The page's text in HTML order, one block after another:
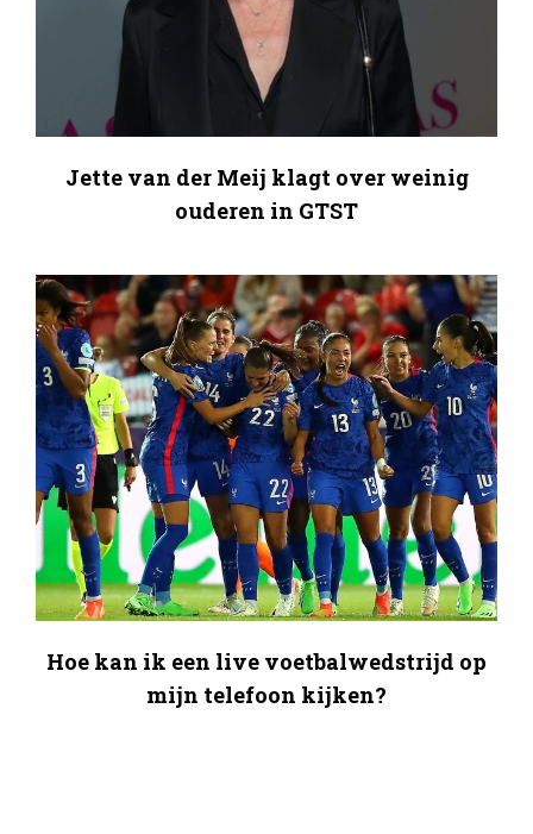
Jette van der Meij klagt over weinig
ouderen in GTST
Hoe kan ik een live voetbalwedstrijd op
mijn telefoon kijken?